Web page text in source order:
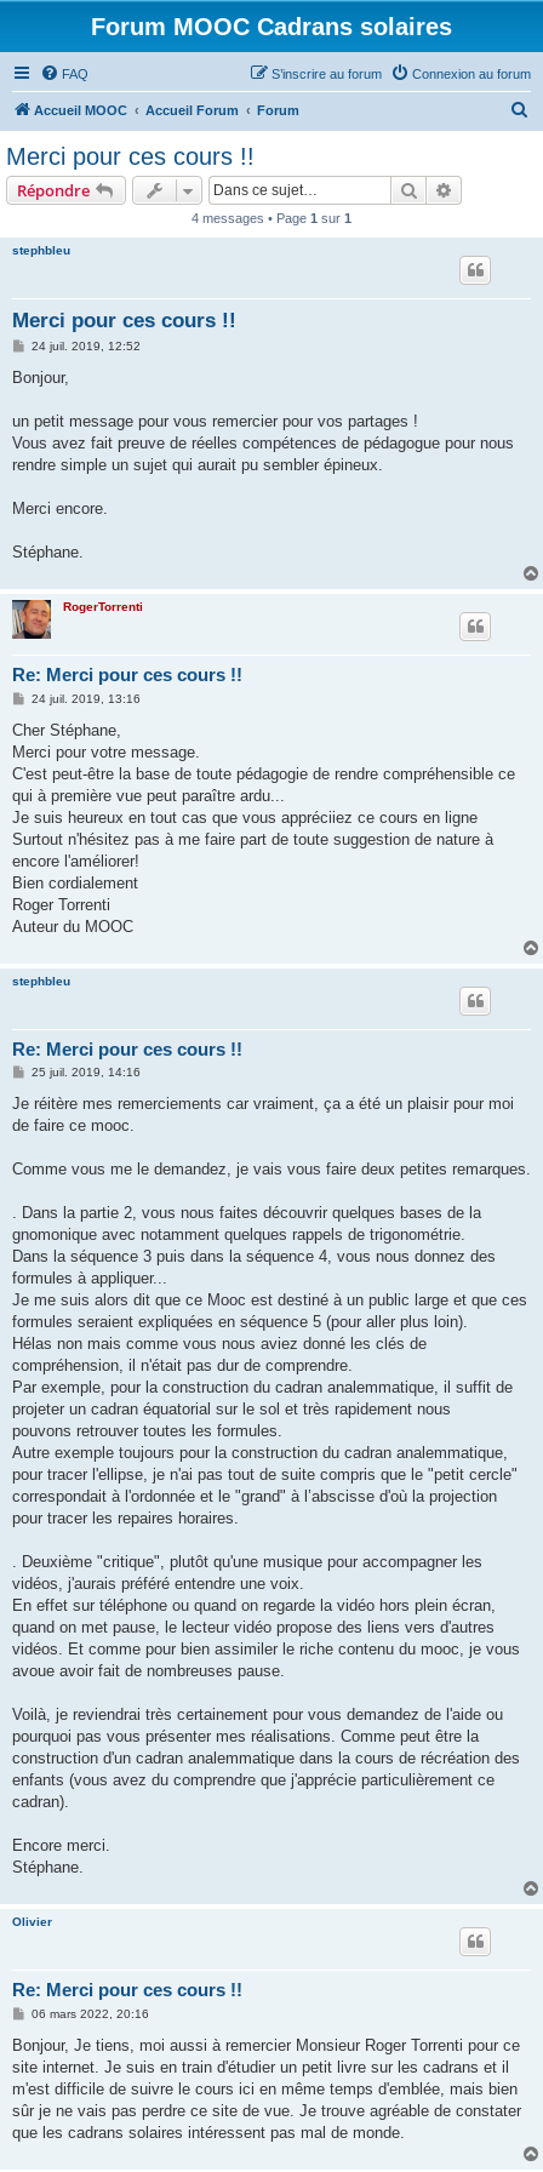
Forum MOOC Cadrans solaires
FAQ Connexion au forum
S’inscrire au forum
Accueil MOOC Accueil Forum Forum
Merci pour ces cours !!
Répondre Rechercher
4 messages • Page 1 sur 1
stephbleu
Merci pour ces cours !!
M
s
g
24 juil. 2019, 12:52
Bonjour,
un petit message pour vous remercier pour vos partages !
Vous avez fait preuve de réelles compétences de pédagogue pour nous
rendre simple un sujet qui aurait pu sembler épineux.
Merci encore.
Stéphane.
RogerTorrenti
Re: Merci pour ces cours !!
M
s
a
g
24 juil. 2019, 13:16
Cher Stéphane,
Merci pour votre message.
C'est peut-être la base de toute pédagogie de rendre compréhensible ce
qui à première vue peut paraître ardu...
Je suis heureux en tout cas que vous appréciiez ce cours en ligne
Surtout n'hésitez pas à me faire part de toute suggestion de nature à
encore l'améliorer!
Bien cordialement
Roger Torrenti
Auteur du MOOC
stephbleu
Re: Merci pour ces cours !!
M
s
a
25 juil. 2019, 14:16
Je réitère mes remerciements car vraiment, ça a été un plaisir pour moi
de faire ce mooc.
Comme vous me le demandez, je vais vous faire deux petites remarques.
. Dans la partie 2, vous nous faites découvrir quelques bases de la
gnomonique avec notamment quelques rappels de trigonométrie.
Dans la séquence 3 puis dans la séquence 4, vous nous donnez des
formules à appliquer...
Je me suis alors dit que ce Mooc est destiné à un public large et que ces
formules seraient expliquées en séquence 5 (pour aller plus loin).
Hélas non mais comme vous nous aviez donné les clés de
compréhension, il n'était pas dur de comprendre.
Par exemple, pour la construction du cadran analemmatique, il suffit de
projeter un cadran équatorial sur le sol et très rapidement nous
pouvons retrouver toutes les formules.
Autre exemple toujours pour la construction du cadran analemmatique,
pour tracer l'ellipse, je n'ai pas tout de suite compris que le "petit cercle"
correspondait à l'ordonnée et le "grand" à l’abscisse d'où la projection
pour tracer les repaires horaires.
. Deuxième "critique", plutôt qu'une musique pour accompagner les
vidéos, j'aurais préféré entendre une voix.
En effet sur téléphone ou quand on regarde la vidéo hors plein écran,
quand on met pause, le lecteur vidéo propose des liens vers d'autres
vidéos. Et comme pour bien assimiler le riche contenu du mooc, je vous
avoue avoir fait de nombreuses pause.
Voilà, je reviendrai très certainement pour vous demandez de l'aide ou
pourquoi pas vous présenter mes réalisations. Comme peut être la
construction d'un cadran analemmatique dans la cours de récréation des
enfants (vous avez du comprendre que j'apprécie particulièrement ce
cadran).
Encore merci.
Stéphane.
Olivier
Re: Merci pour ces cours !!
M
s
a
g
06 mars 2022, 20:16
Bonjour, Je tiens, moi aussi à remercier Monsieur Roger Torrenti pour ce
site internet. Je suis en train d'étudier un petit livre sur les cadrans et il
m'est difficile de suivre le cours ici en même temps d'emblée, mais bien
sûr je ne vais pas perdre ce site de vue. Je trouve agréable de constater
que les cadrans solaires intéressent pas mal de monde.